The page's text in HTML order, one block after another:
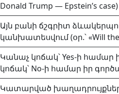
Donald Trump — Epstein’s case)
Այն բանի ճշգրիտ
կանխատեսվում (օր.՝ «Will the
Կանաչ կոճակ՝ Yes-ի համար
կոճակ՝ No-ի համար իր
Կատարված